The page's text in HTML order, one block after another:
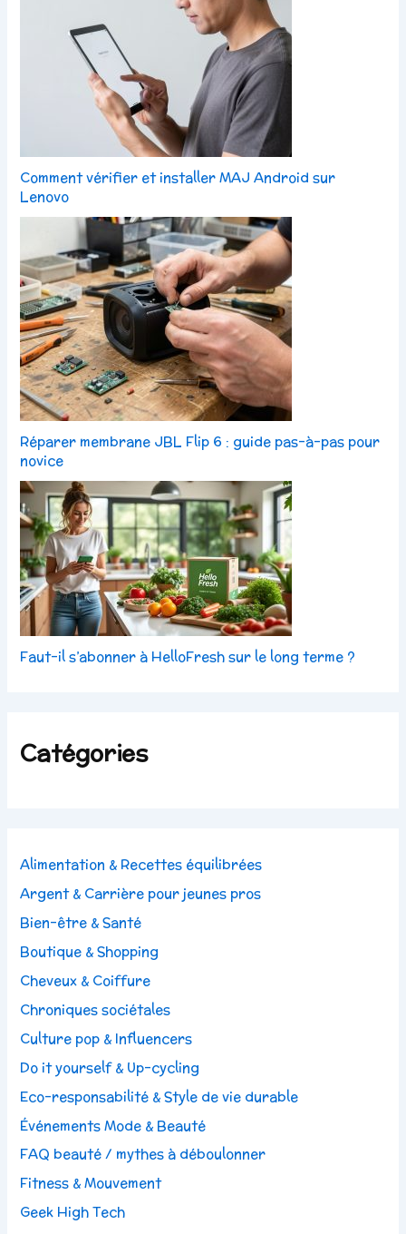
Comment vérifier et installer MAJ Android sur
Lenovo
Réparer membrane JBL Flip 6 : guide pas-à-pas pour
novice
Faut-il s’abonner à HelloFresh sur le long terme ?
Catégories
Alimentation & Recettes équilibrées
Argent & Carrière pour jeunes pros
Bien-être & Santé
Boutique & Shopping
Cheveux & Coiffure
Chroniques sociétales
Culture pop & Influencers
Do it yourself & Up-cycling
Eco-responsabilité & Style de vie durable
Événements Mode & Beauté
FAQ beauté / mythes à déboulonner
Fitness & Mouvement
Geek High Tech